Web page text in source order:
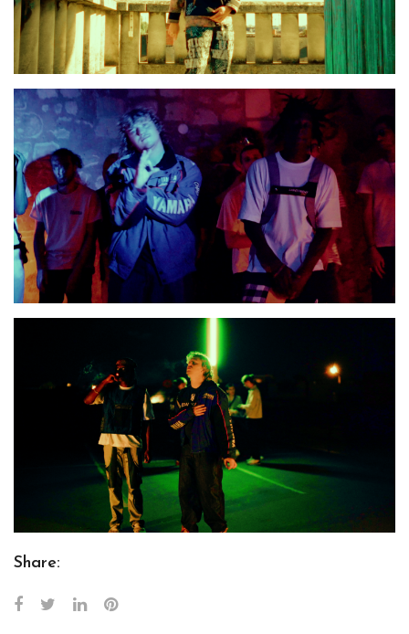
Share: